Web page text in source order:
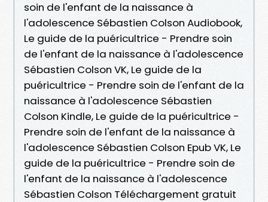
soin de l'enfant de la naissance à
l'adolescence Sébastien Colson Audiobook,
Le guide de la puéricultrice - Prendre soin
de l'enfant de la naissance à l'adolescence
Sébastien Colson VK, Le guide de la
puéricultrice - Prendre soin de l'enfant de la
naissance à l'adolescence Sébastien
Colson Kindle, Le guide de la puéricultrice -
Prendre soin de l'enfant de la naissance à
l'adolescence Sébastien Colson Epub VK, Le
guide de la puéricultrice - Prendre soin de
l'enfant de la naissance à l'adolescence
Sébastien Colson Téléchargement gratuit